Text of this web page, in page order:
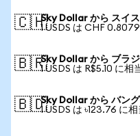
🇨🇭Sky Dollar から スイ
1 USDS は CHF
🇧🇷Sky Dollar から ブラ
1 USDS は R$5.10 に相
🇧🇩Sky Dollar から バン
1 USDS は ৳123.76 に相